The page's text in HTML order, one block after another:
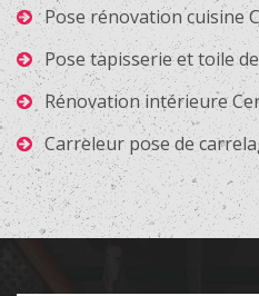
Pose rénovation cuisine
Pose tapisserie et toile
Rénovation intérieure
Carreleur pose de